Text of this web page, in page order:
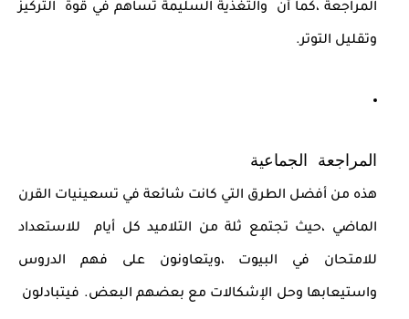
المراجعة ،كما أن والتغذية السليمة تساهم في قوة التركيز
وتقليل التوتر.
المراجعة الجماعية
هذه من أفضل الطرق التي كانت شائعة في تسعينيات القرن
الماضي ،حيث تجتمع ثلة من التلاميد كل أيام للاستعداد
للامتحان في البيوت ،ويتعاونون على فهم الدروس
واستيعابها وحل الإشكالات مع بعضهم البعض. فيتبادلون